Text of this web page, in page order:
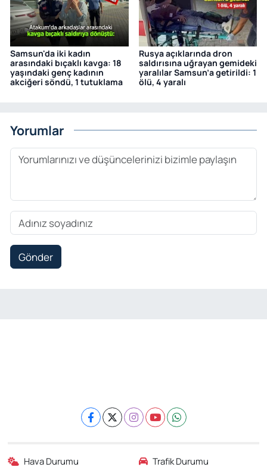
Samsun'da iki kadın
arasındaki bıçaklı kavga: 18
yaşındaki genç kadının
akciğeri söndü, 1 tutuklama
Rusya açıklarında dron
saldırısına uğrayan gemideki
yaralılar Samsun’a getirildi: 1
ölü, 4 yaralı
Yorumlar
Gönder
Hava Durumu Trafik Durumu